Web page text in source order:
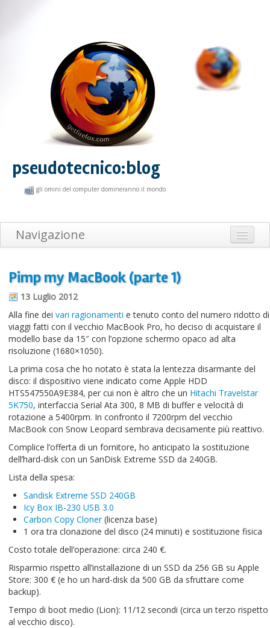
pseudotecnico:blog
gli omini del computer domineranno il mondo
Navigazione
Informazioni sul blog
Contatti
Varie
Cookie
Pimp my MacBook (parte 1)
13 Luglio 2012
Alla fine dei vari ragionamenti e tenuto conto del numero ridotto di
viaggi fatti con il vecchio MacBook Pro, ho deciso di acquistare il
modello base da 15″ con l’opzione schermo opaco ad alta
risoluzione (1680×1050).
La prima cosa che ho notato è stata la lentezza disarmante del
disco: il dispositivo viene indicato come Apple HDD
HTS547550A9E384, per cui non è altro che un Hitachi Travelstar
5K750, interfaccia Serial Ata 300, 8 MB di buffer e velocità di
rotazione a 5400rpm. In confronto il 7200rpm del vecchio
MacBook con Snow Leopard sembrava decisamente più reattivo.
Complice l’offerta di un fornitore, ho anticipato la sostituzione
dell’hard-disk con un SanDisk Extreme SSD da 240GB.
Lista della spesa:
Sandisk Extreme SSD 240GB
Icy Box IB-230 USB 3.0
Carbon Copy Cloner(licenza base)
1 ora tra clonazione del disco (24 minuti) e sostituzione fisica
Costo totale dell’operazione: circa 240 €.
Risparmio rispetto all’installazione di un SSD da 256 GB su Apple
Store: 300 € (e ho un hard-disk da 500 GB da sfruttare come
backup).
Tempo di boot medio (Lion): 11/12 secondi (circa un terzo rispetto
al vecchio disco).